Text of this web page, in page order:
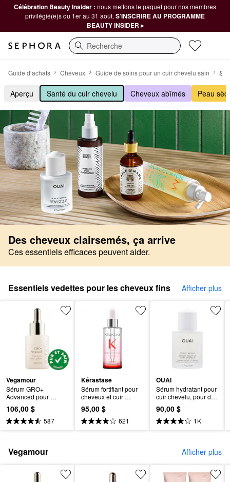
Célébration Beauty Insider : nous mettons le paquet pour nos membres
privilégié(e)s du 1er au 31 août. S’INSCRIRE AU PROGRAMME
BEAUTY INSIDER ▸
Recherche
Guide d’achats Cheveux Guide de soins pour un cuir chevelu sain
Aperçu Santé du cuir chevelu Cheveux abîmés Peau
Des cheveux clairsemés, ça arrive
Ces essentiels efficaces peuvent aider.
Essentiels vedettes pour les cheveux fins Afficher plus
Vegamour
Sérum GRO+
Advanced pour
cheveux très
clairsemés
106,00 $
587
Kérastase
Sérum fortifiant pour
cheveux et cuir
chevelu Genesis
95,00 $
621
OUAI
Sérum hydratant pour
cuir chevelu, pour des
cheveux sains et plus
volumineux
90,00 $
1K
Vegamour Afficher plus